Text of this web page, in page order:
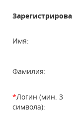
Имя:
Фамилия:
*Логин (мин. 3
символа):